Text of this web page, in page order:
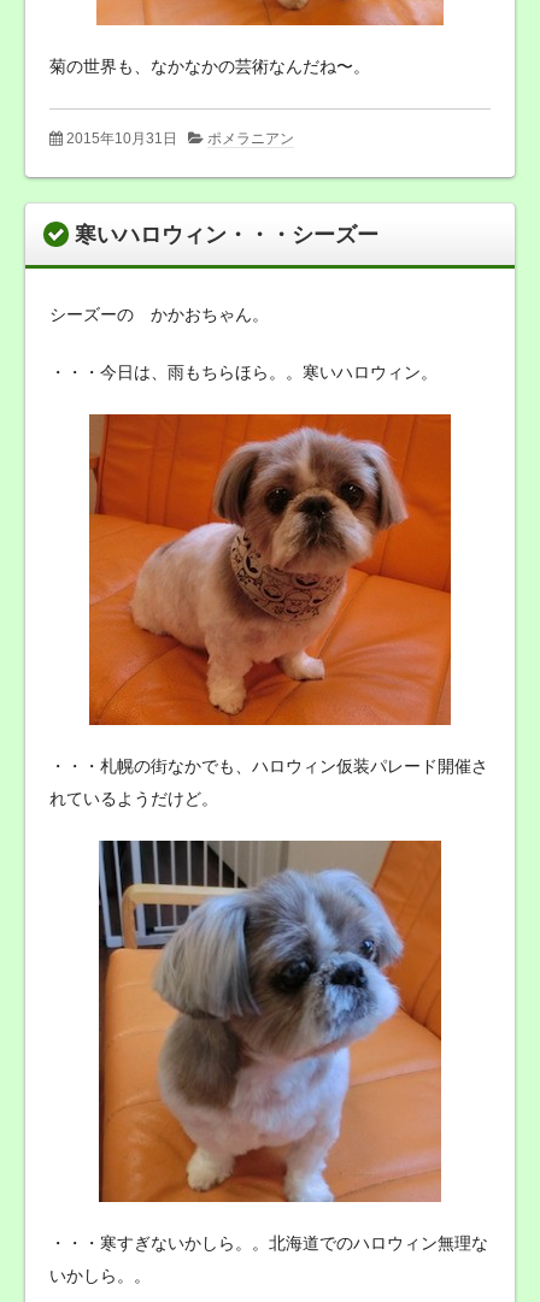
菊の世界も、なかなかの芸術なんだね〜。
2015年10月31日 ポメラニアン
寒いハロウィン・・・シーズー
シーズーの かかおちゃん。
・・・今日は、雨もちらほら。。寒いハロウィン。
・・・札幌の街なかでも、ハロウィン仮装パレード開催さ
れているようだけど。
・・・寒すぎないかしら。。北海道でのハロウィン無理な
いかしら。。